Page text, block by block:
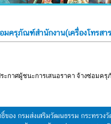
มครุภัณฑ์สำนักงาน(เครื่องโทรสา
ะกาศผู้ชนะการเสนอราคา จ้างซ่อมค
ของ กรมส่งเสริมวัฒนธรรม กระทรว